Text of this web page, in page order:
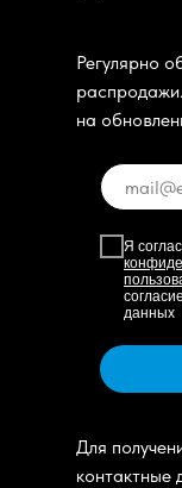
Регулярно
на
Я
данных
Для